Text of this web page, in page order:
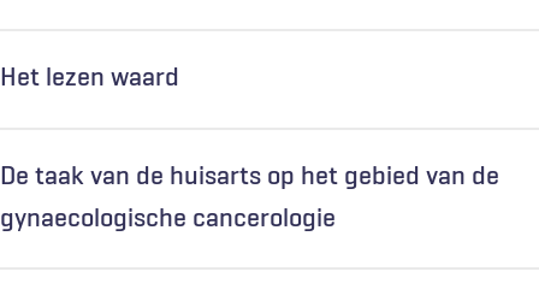
Het lezen waard
De taak van de huisarts op het gebied van de
gynaecologische cancerologie